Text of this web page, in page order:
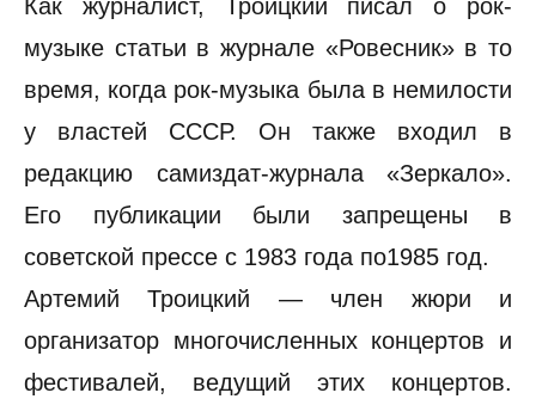
Как журналист, Троицкий писал о рок-
музыке статьи в журнале «Ровесник» в то
время, когда рок-музыка была в немилости
у властей СССР. Он также входил в
редакцию самиздат-журнала «Зеркало».
Его публикации были запрещены в
советской прессе с 1983 года по1985 год.
Артемий Троицкий — член жюри и
организатор многочисленных концертов и
фестивалей, ведущий этих концертов.